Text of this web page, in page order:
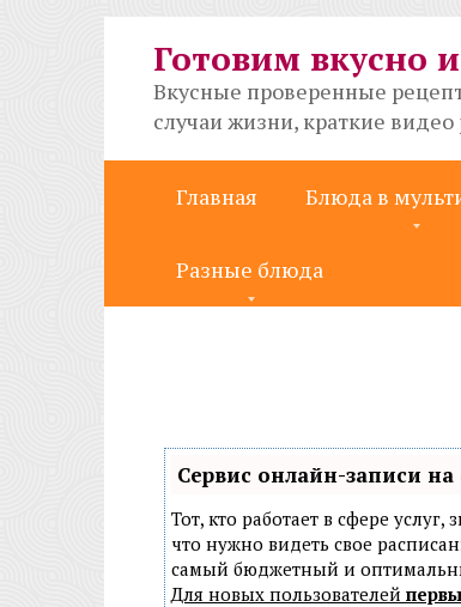
Готовим вкусно
Вкусные проверенные
случаи жизни, краткие
Главная Блюда в
Разные блюда
Сервис онлайн-записи
Тот, кто работает в сфере
что нужно видеть свое
самый бюджетный и
Для новых пользователей